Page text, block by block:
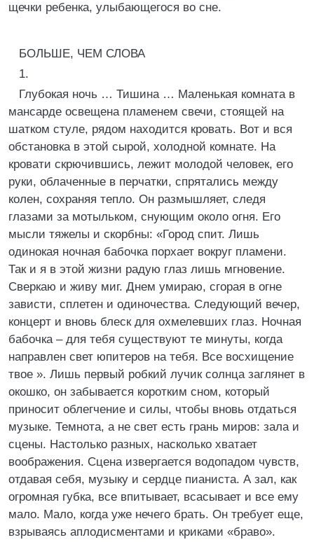
щечки ребенка, улыбающегося во сне.
БОЛЬШЕ, ЧЕМ СЛОВА
1.
Глубокая ночь … Тишина … Маленькая комната в
мансарде освещена пламенем свечи, стоящей на
шатком стуле, рядом находится кровать. Вот и вся
обстановка в этой сырой, холодной комнате. На
кровати скрючившись, лежит молодой человек, его
руки, облаченные в перчатки, спрятались между
колен, сохраняя тепло. Он размышляет, следя
глазами за мотыльком, снующим около огня. Его
мысли тяжелы и скорбны: «Город спит. Лишь
одинокая ночная бабочка порхает вокруг пламени.
Так и я в этой жизни радую глаз лишь мгновение.
Сверкаю и живу миг. Днем умираю, сгорая в огне
зависти, сплетен и одиночества. Следующий вечер,
концерт и вновь блеск для охмелевших глаз. Ночная
бабочка – для тебя существуют те минуты, когда
направлен свет юпитеров на тебя. Все восхищение
твое ». Лишь первый робкий лучик солнца заглянет в
окошко, он забывается коротким сном, который
приносит облегчение и силы, чтобы вновь отдаться
музыке. Темнота, а не свет есть грань миров: зала и
сцены. Настолько разных, насколько хватает
воображения. Сцена извергается водопадом чувств,
отдавая себя, музыку и сердце пианиста. А зал, как
огромная губка, все впитывает, всасывает и все ему
мало. Мало, когда уже нечего брать. Он требует еще,
взрываясь аплодисментами и криками «браво».